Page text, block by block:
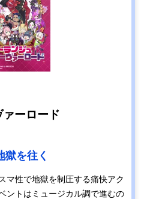
ーロード
獄を往く
マ性で地獄を制圧する痛快アク
ントはミュージカル調で進むの